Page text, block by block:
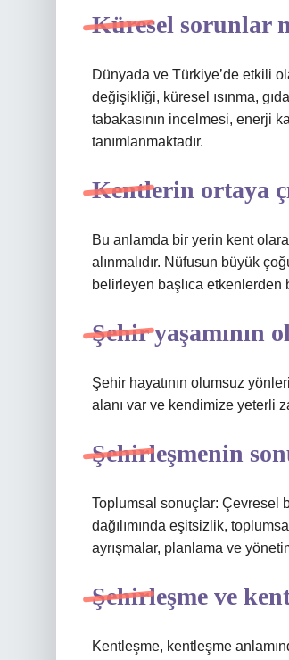
Küresel sorunlar
Dünyada ve Türkiye’de etkili
değişikliği, küresel ısınma,
tabakasının incelmesi, enerji
tanımlanmaktadır.
Kentlerin ortaya
Bu anlamda bir yerin kent
alınmalıdır. Nüfusun büyük
belirleyen başlıca etkenlerden
Şehir yaşamının
Şehir hayatının olumsuz
alanı var ve kendimize yeterli
Şehirleşmenin
Toplumsal sonuçlar: Çevresel
dağılımında eşitsizlik,
ayrışmalar, planlama ve
Şehirleşme ve
Kentleşme, kentleşme